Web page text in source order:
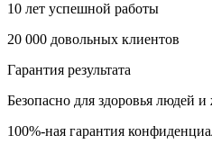
10 лет успешной работы
20 000 довольных клиентов
Гарантия результата
Безопасно для здоровья людей
100%-ная гарантия